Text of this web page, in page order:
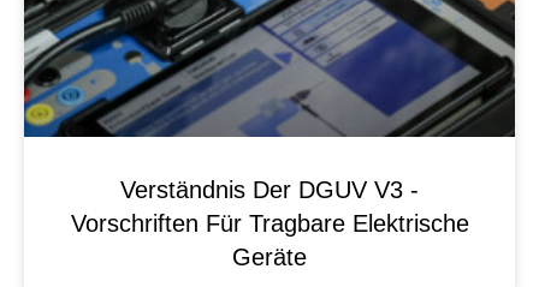
Verständnis Der DGUV V3 -
Vorschriften Für Tragbare Elektrische
Geräte